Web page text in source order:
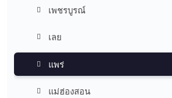
เพชรบูรณ์
เลย
แพร่
แม่ฮ่องสอน